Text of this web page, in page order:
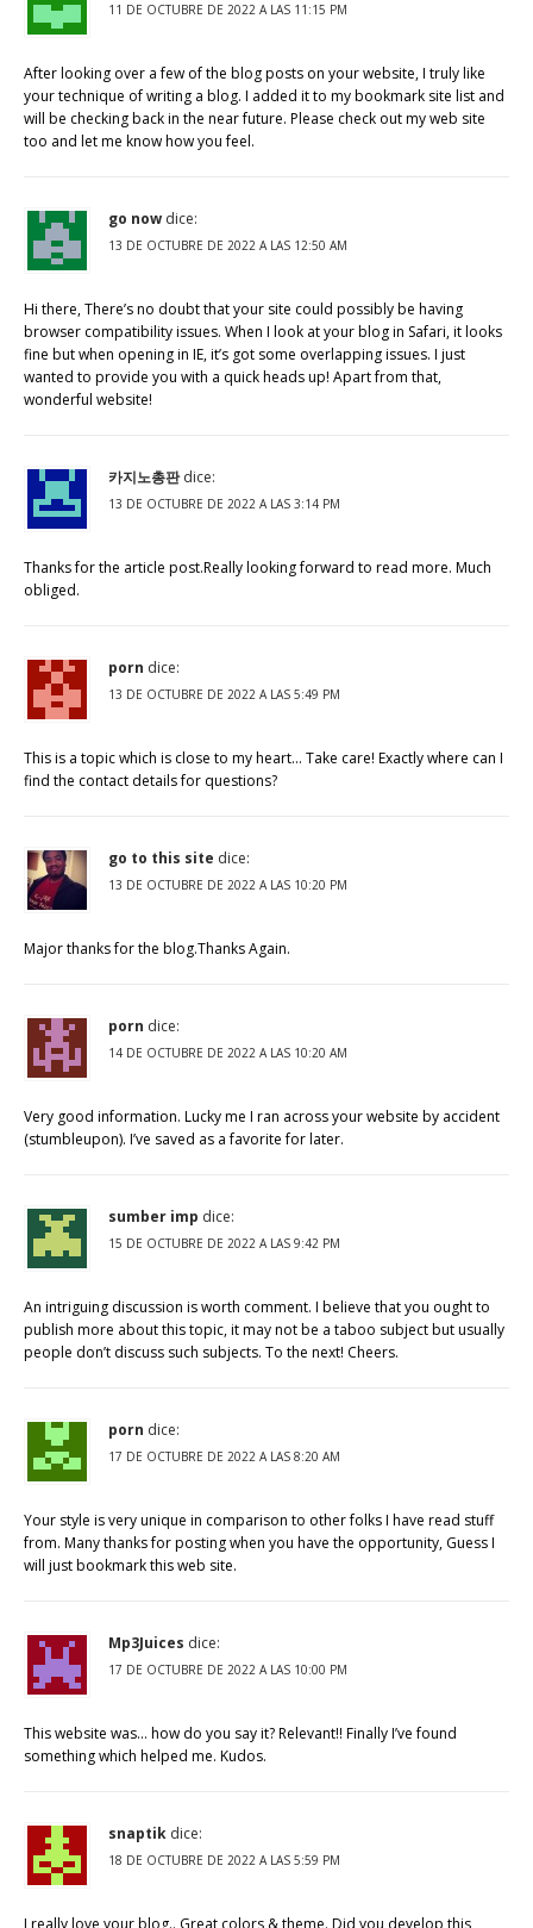
11 DE OCTUBRE DE 2022 A LAS 11:15 PM
After looking over a few of the blog posts on your website, I truly like
your technique of writing a blog. I added it to my bookmark site list and
will be checking back in the near future. Please check out my web site
too and let me know how you feel.
go now dice:
13 DE OCTUBRE DE 2022 A LAS 12:50 AM
Hi there, There’s no doubt that your site could possibly be having
browser compatibility issues. When I look at your blog in Safari, it looks
fine but when opening in IE, it’s got some overlapping issues. I just
wanted to provide you with a quick heads up! Apart from that,
wonderful website!
카지노총판 dice:
13 DE OCTUBRE DE 2022 A LAS 3:14 PM
Thanks for the article post.Really looking forward to read more. Much
obliged.
porn dice:
13 DE OCTUBRE DE 2022 A LAS 5:49 PM
This is a topic which is close to my heart… Take care! Exactly where can I
find the contact details for questions?
go to this site dice:
13 DE OCTUBRE DE 2022 A LAS 10:20 PM
Major thanks for the blog.Thanks Again.
porn dice:
14 DE OCTUBRE DE 2022 A LAS 10:20 AM
Very good information. Lucky me I ran across your website by accident
(stumbleupon). I’ve saved as a favorite for later.
sumber imp dice:
15 DE OCTUBRE DE 2022 A LAS 9:42 PM
An intriguing discussion is worth comment. I believe that you ought to
publish more about this topic, it may not be a taboo subject but usually
people don’t discuss such subjects. To the next! Cheers.
porn dice:
17 DE OCTUBRE DE 2022 A LAS 8:20 AM
Your style is very unique in comparison to other folks I have read stuff
from. Many thanks for posting when you have the opportunity, Guess I
will just bookmark this web site.
Mp3Juices dice:
17 DE OCTUBRE DE 2022 A LAS 10:00 PM
This website was… how do you say it? Relevant!! Finally I’ve found
something which helped me. Kudos.
snaptik dice:
18 DE OCTUBRE DE 2022 A LAS 5:59 PM